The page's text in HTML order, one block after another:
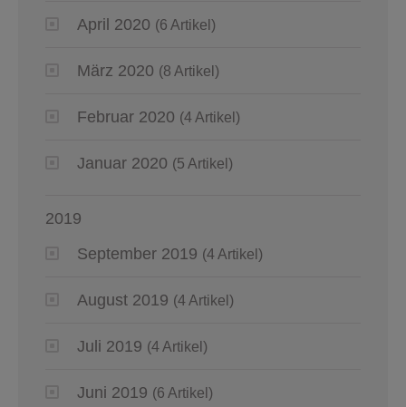
April 2020 (6 Artikel)
März 2020 (8 Artikel)
Februar 2020 (4 Artikel)
Januar 2020 (5 Artikel)
2019
September 2019 (4 Artikel)
August 2019 (4 Artikel)
Juli 2019 (4 Artikel)
Juni 2019 (6 Artikel)